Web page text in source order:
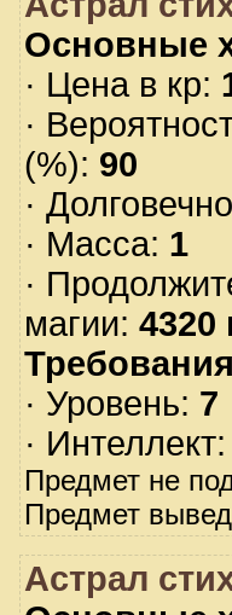
Основные
· Цена в кр:
·
(%): 90
·
· Масса: 1
·
магии: 4320
· Уровень: 7
·
Предмет не
Предмет
Астрал